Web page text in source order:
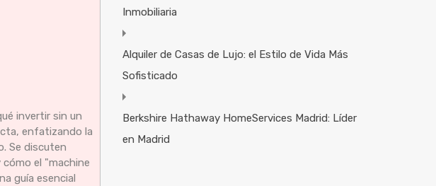
invertir sin un
enfatizando la
Se discuten
el "machine
guía esencial
Inmobiliaria
Alquiler de Casas de Lujo: el Estilo de Vida Más
Sofisticado
Berkshire Hathaway HomeServices Madrid: Líder
en Madrid